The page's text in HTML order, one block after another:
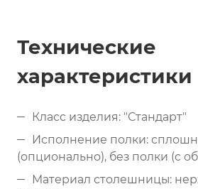
Технические
характеристики
Класс изделия: "Стандарт"
Исполнение полки:
(опционально), без полки (с
Материал столешницы: